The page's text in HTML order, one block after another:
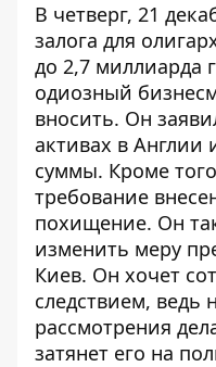
В четверг, 21
залога для
до 2,7 миллиарда
одиозный
вносить. Он
активах в Англии
суммы. Кроме
требование
похищение. Он
изменить меру
Киев. Он хочет
следствием,
рассмотрения
затянет его на